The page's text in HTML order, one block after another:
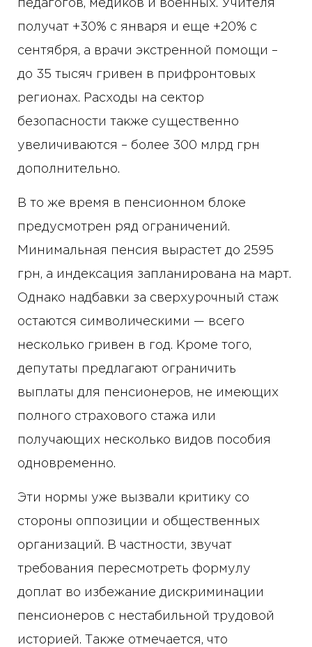
педагогов, медиков и военных. Учителя
получат +30% с января и еще +20% с
сентября, а врачи экстренной помощи –
до 35 тысяч гривен в прифронтовых
регионах. Расходы на сектор
безопасности также существенно
увеличиваются – более 300 млрд грн
дополнительно.
В то же время в пенсионном блоке
предусмотрен ряд ограничений.
Минимальная пенсия вырастет до 2595
грн, а индексация запланирована на март.
Однако надбавки за сверхурочный стаж
остаются символическими — всего
несколько гривен в год. Кроме того,
депутаты предлагают ограничить
выплаты для пенсионеров, не имеющих
полного страхового стажа или
получающих несколько видов пособия
одновременно.
Эти нормы уже вызвали критику со
стороны оппозиции и общественных
организаций. В частности, звучат
требования пересмотреть формулу
доплат во избежание дискриминации
пенсионеров с нестабильной трудовой
историей. Также отмечается, что